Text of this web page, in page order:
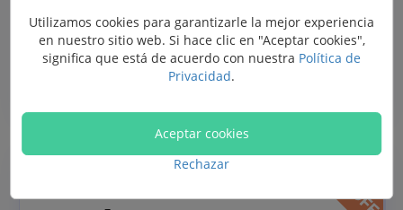
(IVA no incluido)
Comprar
Utilizamos cookies para garantizarle la mejor experiencia
en nuestro sitio web. Si hace clic en "Aceptar cookies",
significa que está de acuerdo con nuestra Política de
Privacidad.
Aceptar cookies
Rechazar